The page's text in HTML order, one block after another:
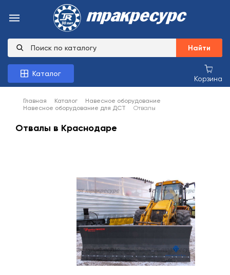
Найти
Каталог
Корзина
Главная Каталог
Навесное оборудование
Навесное оборудование для ДСТ
Отвалы
Отвалы в Краснодаре